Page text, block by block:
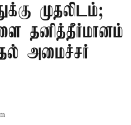
முதலிடம்;
தனித்தீர்மானம்
அமைச்சர்